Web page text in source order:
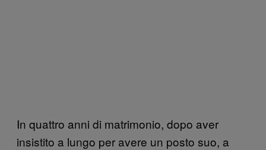
In quattro anni di matrimonio, dopo aver
insistito a lungo per avere un posto suo, a